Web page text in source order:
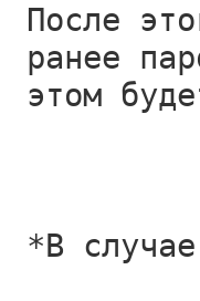
После
ранее
этом
*В